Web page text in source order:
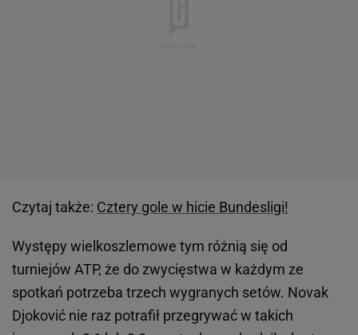
Czytaj także: Cztery gole w hicie Bundesligi!
Występy wielkoszlemowe tym różnią się od
turniejów ATP, że do zwycięstwa w każdym ze
spotkań potrzeba trzech wygranych setów. Novak
Djoković nie raz potrafił przegrywać w takich